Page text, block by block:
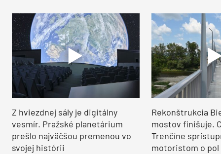
Z hviezdnej sály je digitálny
vesmír. Pražské planetárium
prešlo najväčšou premenou vo
svojej histórii
Rekonštrukcia
mostov finišuje.
Trenčíne
motoristom o pol